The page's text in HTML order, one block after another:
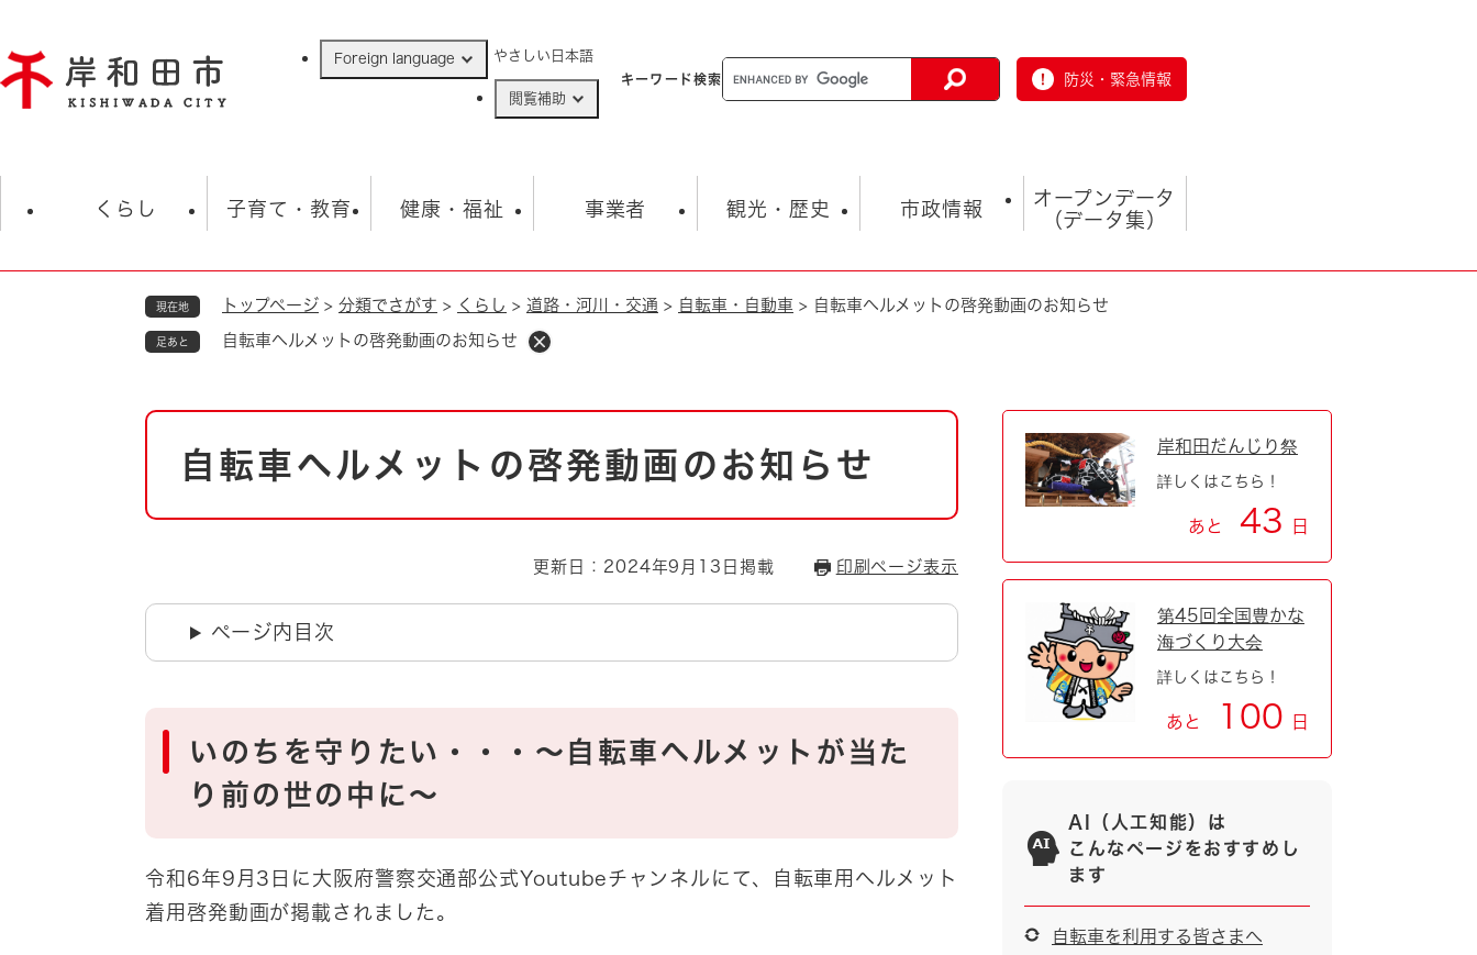
ジ
の
Foreign language やさしい日本語
閲覧補助
キーワード検索 防災・緊急情報
くらし
住民票・戸籍
ごみ・衛生・動物 救急・消防
防災・防犯 上水道・下水道
自然・環境・公園
男女共同参画
地域コミュニティ・ボラン
子育て・教育
学校 子育て
健康・福祉
福祉・健康・生活 生涯学習・スポーツ
事業者
入札・契約情報 まちづくり・協働
環境 福祉・介護
観光・歴史
観光 観光スポット
市政情報
市の概要 総合計画
市政 職員採用情報
市役所・施設の案内
オープンデータ
（データ集）
オープンデータ
現在地 トップページ > 分類でさがす > くらし > 道路・河川・交通 > 自転車・自動車 > 自転車ヘルメットの啓発動画のお知らせ
足あと 自転車ヘルメットの啓発動画のお知らせ
本
自転車ヘルメットの啓発動画のお知らせ
更新日：2024年9月13日掲載 印刷ページ表示
ページ内目次
いのちを守りたい・・・～自転車ヘルメットが当た
り前の世の中に～
令和6年9月3日に大阪府警察交通部公式Youtubeチャンネルにて、自転車用ヘルメット
着用啓発動画が掲載されました。
岸和田だんじり祭
詳しくはこちら！
あと 43 日
第45回全国豊かな
海づくり大会
詳しくはこちら！
あと 100 日
AI（人工知能）は
こんなページをおすすめし
ます
自転車を利用する皆さまへ